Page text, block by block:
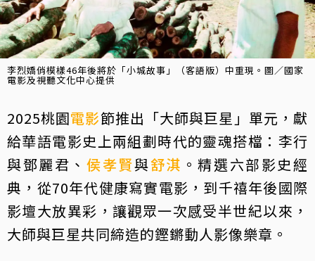
李烈嬌俏模樣46年後將於「小城故事」（客語版）中重現。圖／國家
電影及視聽文化中心提供
2025桃園電影節推出「大師與巨星」單元，獻
給華語電影史上兩組劃時代的靈魂搭檔：李行
與鄧麗君、侯孝賢與舒淇 。精選六部影史經
典，從70年代健康寫實電影，到千禧年後國際
影壇大放異彩，讓觀眾一次感受半世紀以來，
大師與巨星共同締造的鏗鏘動人影像樂章。